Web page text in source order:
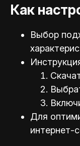
Как
Выбор
Для
интернет-